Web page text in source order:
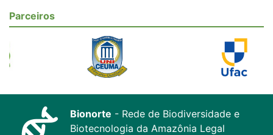
Parceiros
Bionorte - Rede de Biodiversidade e
Biotecnologia da Amazônia Legal